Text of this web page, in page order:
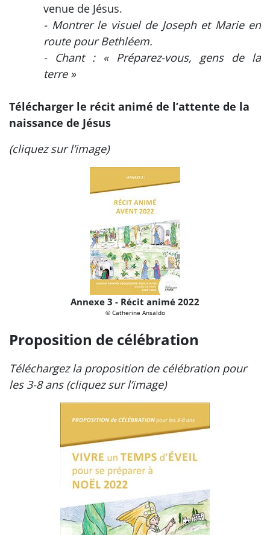
venue de Jésus.
- Montrer le visuel de Joseph et Marie en
route pour Bethléem.
- Chant : « Préparez-vous, gens de la
terre »
Télécharger le récit animé de l’attente de la
naissance de Jésus
(cliquez sur l’image)
Annexe 3 - Récit animé 2022
© Catherine Ansaldo
Proposition de célébration
Téléchargez la proposition de célébration pour
les 3-8 ans (cliquez sur l’image)